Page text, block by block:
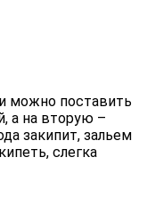
можно поставить
а на вторую –
закипит, зальем
слегка